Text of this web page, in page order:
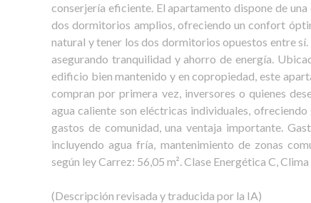
conserjería eficiente. El apartamento dispone de
dos dormitorios amplios, ofreciendo un confort
natural y tener los dos dormitorios opuestos entre
asegurando tranquilidad y ahorro de energía.
edificio bien mantenido y en copropiedad, este
compran por primera vez, inversores o quienes
agua caliente son eléctricas individuales,
gastos de comunidad, una ventaja importante.
incluyendo agua fría, mantenimiento de zonas
según ley Carrez: 56,05 m². Clase Energética C, Clima
(Descripción revisada y traducida por la IA)